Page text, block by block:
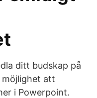
ditt budskap på
att
i Powerpoint.